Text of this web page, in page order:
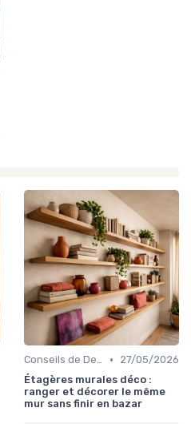
Conseils de Design d'Intérieur •
27/05/2026
Étagères murales déco :
ranger et décorer le même
mur sans finir en bazar